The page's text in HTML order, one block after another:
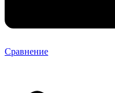
Сравнение